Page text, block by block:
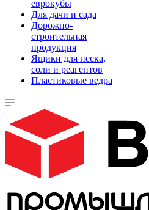
еврокубы
Для дачи и сада
Дорожно-
строительная
продукция
Ящики для песка,
соли и реагентов
Пластиковые ведра